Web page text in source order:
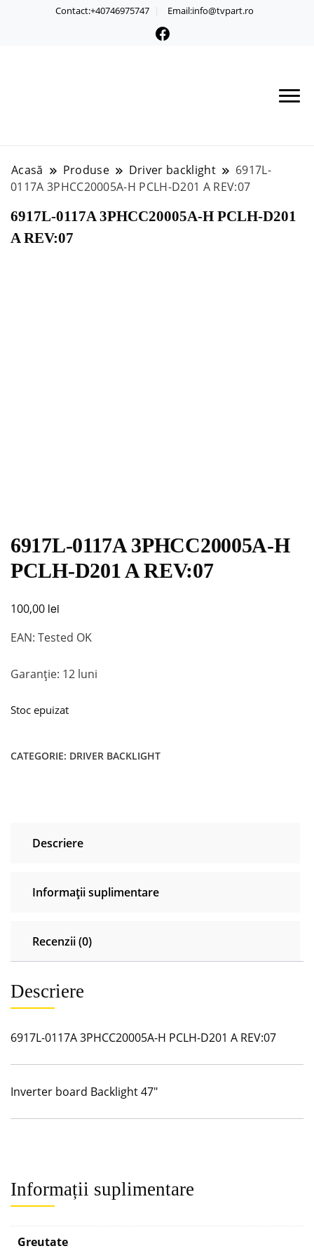
Contact:+40746975747 Email:info@tvpart.ro
Acasă Produse Driver backlight
6917L-
0117A 3PHCC20005A-H PCLH-D201 A REV:07
6917L-0117A 3PHCC20005A-H PCLH-D201
A REV:07
6917L-0117A 3PHCC20005A-H
PCLH-D201 A REV:07
100,00 lei
EAN: Tested OK
Garanție: 12 luni
Stoc epuizat
CATEGORIE: DRIVER BACKLIGHT
Descriere
Informații suplimentare
Recenzii (0)
Descriere
6917L-0117A 3PHCC20005A-H PCLH-D201 A REV:07
Inverter board Backlight 47″
Informații suplimentare
Greutate